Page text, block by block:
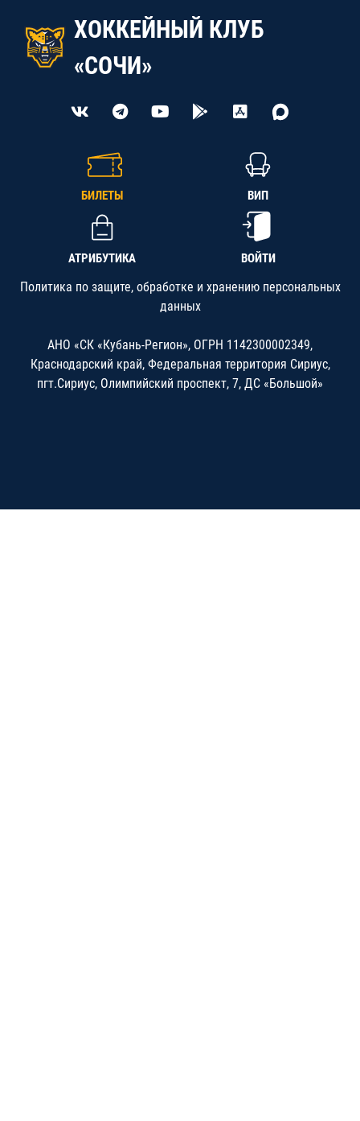
ХОККЕЙНЫЙ КЛУБ
«СОЧИ»
БИЛЕТЫ ВИП
АТРИБУТИКА ВОЙТИ
Политика по защите, обработке и хранению персональных
данных
АНО «СК «Кубань-Регион», ОГРН 1142300002349,
Краснодарский край, Федеральная территория Сириус,
пгт.Сириус, Олимпийский проспект, 7, ДС «Большой»